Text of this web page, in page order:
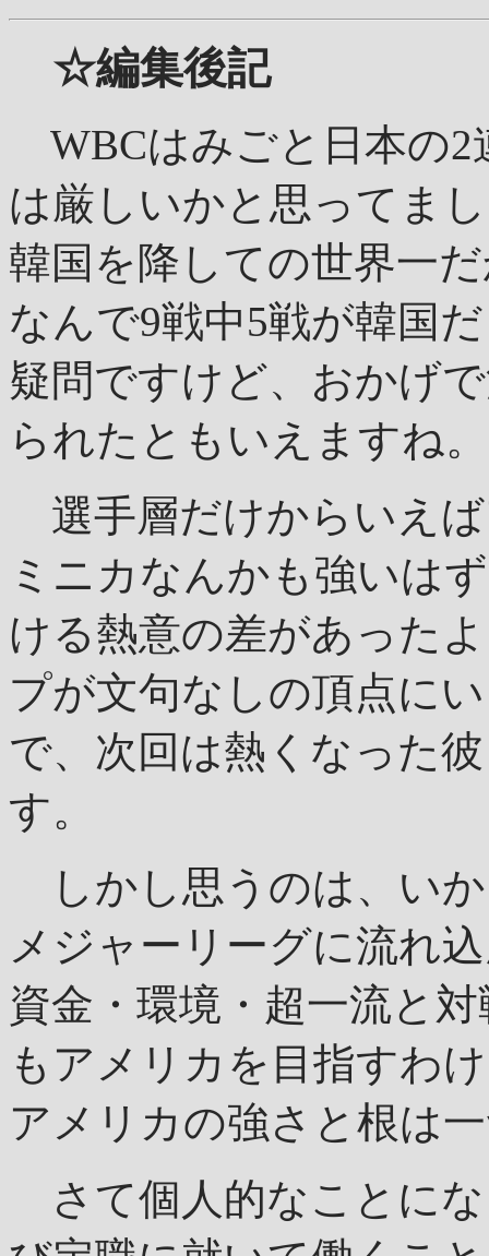
☆編集後記
WBCはみごと日本の2
は厳しいかと思ってま
韓国を降しての世界一
なんで9戦中5戦が韓国
疑問ですけど、おかげ
られたともいえますね。
選手層だけからいえ
ミニカなんかも強いは
ける熱意の差があった
プが文句なしの頂点に
で、次回は熱くなった
す。
しかし思うのは、い
メジャーリーグに流れ
資金・環境・超一流と
もアメリカを目指すわ
アメリカの強さと根は
さて個人的なことに